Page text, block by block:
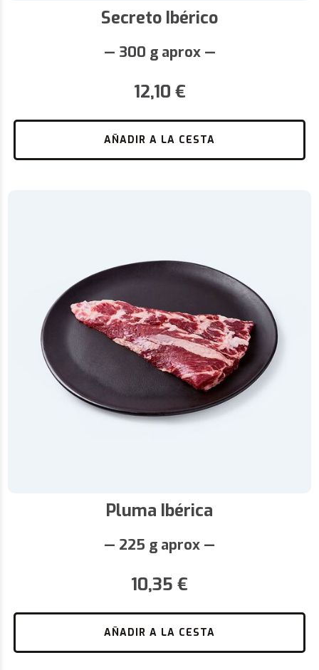
Secreto Ibérico
— 300 g aprox —
12,10 €
AÑADIR A LA CESTA
Pluma Ibérica
— 225 g aprox —
10,35 €
AÑADIR A LA CESTA